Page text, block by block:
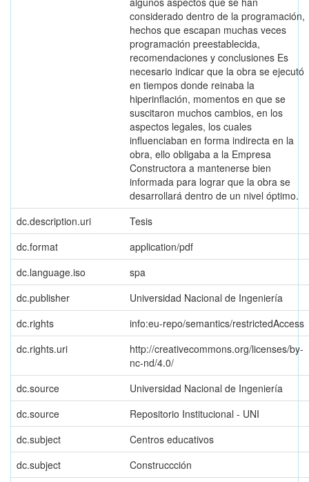
considerado dentro de la programación,
hechos que escapan muchas veces
programación preestablecida,
recomendaciones y conclusiones Es
necesario indicar que la obra se ejecutó
en tiempos donde reinaba la
hiperinflación, momentos en que se
suscitaron muchos cambios, en los
aspectos legales, los cuales
influenciaban en forma indirecta en la
obra, ello obligaba a la Empresa
Constructora a mantenerse bien
informada para lograr que la obra se
desarrollará dentro de un nivel óptimo.
dc.description.uri
Tesis
dc.format
application/pdf
dc.language.iso
spa
dc.publisher
Universidad Nacional de Ingeniería
dc.rights
info:eu-repo/semantics/restrictedAccess
dc.rights.uri
http://creativecommons.org/licenses/by-
nc-nd/4.0/
dc.source
Universidad Nacional de Ingeniería
dc.source
Repositorio Institucional - UNI
dc.subject
Centros educativos
dc.subject
Construccción